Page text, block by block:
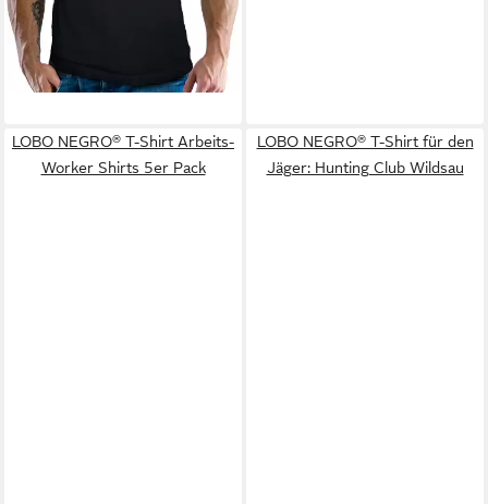
LOBO NEGRO® T-Shirt Arbeits-
Worker Shirts 5er Pack
LOBO NEGRO® T-Shirt für den
Jäger: Hunting Club Wildsau